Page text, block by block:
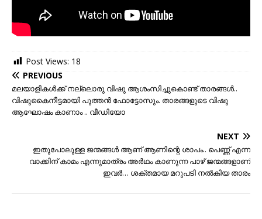
Post Views: 18
PREVIOUS
മലയാളികള്‍ക്ക് നല്ലൊരു വിഷു ആശംസിച്ചുകൊണ്ട് താരങ്ങള്‍..
വിഷുകൈനീട്ടമായി പുത്തന്‍ ഫോട്ടോസും. താരങ്ങളുടെ വിഷു
ആഘോഷം കാണാം .. വീഡിയോ
NEXT
ഇതുപോലുള്ള ജന്മങ്ങൾ ആണ് ആണിന്റെ ശാപം.. പെണ്ണ് എന്ന
വാക്കിന് കാമം എന്നുമാത്രം അര്‍ഥം കാണുന്ന പാഴ് ജന്മങ്ങളാണ്
ഇവര്‍… ശക്തമായ മറുപടി നല്‍കിയ താരം